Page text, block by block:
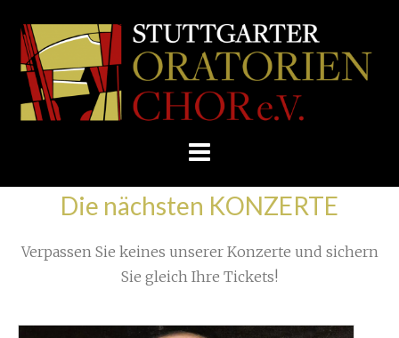
Skip
E.V.
Home Proben Zurück aus New York
Die nächsten KONZERTE
Verpassen Sie keines unserer Konzerte und sichern
Sie gleich Ihre Tickets!